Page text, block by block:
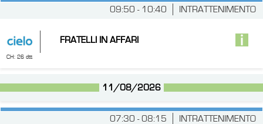
INTRATTENIMENTO
09:50 - 10:40
CH: 26 dtt
FRATELLI IN AFFARI
11/08/2026
INTRATTENIMENTO
07:30 - 08:15